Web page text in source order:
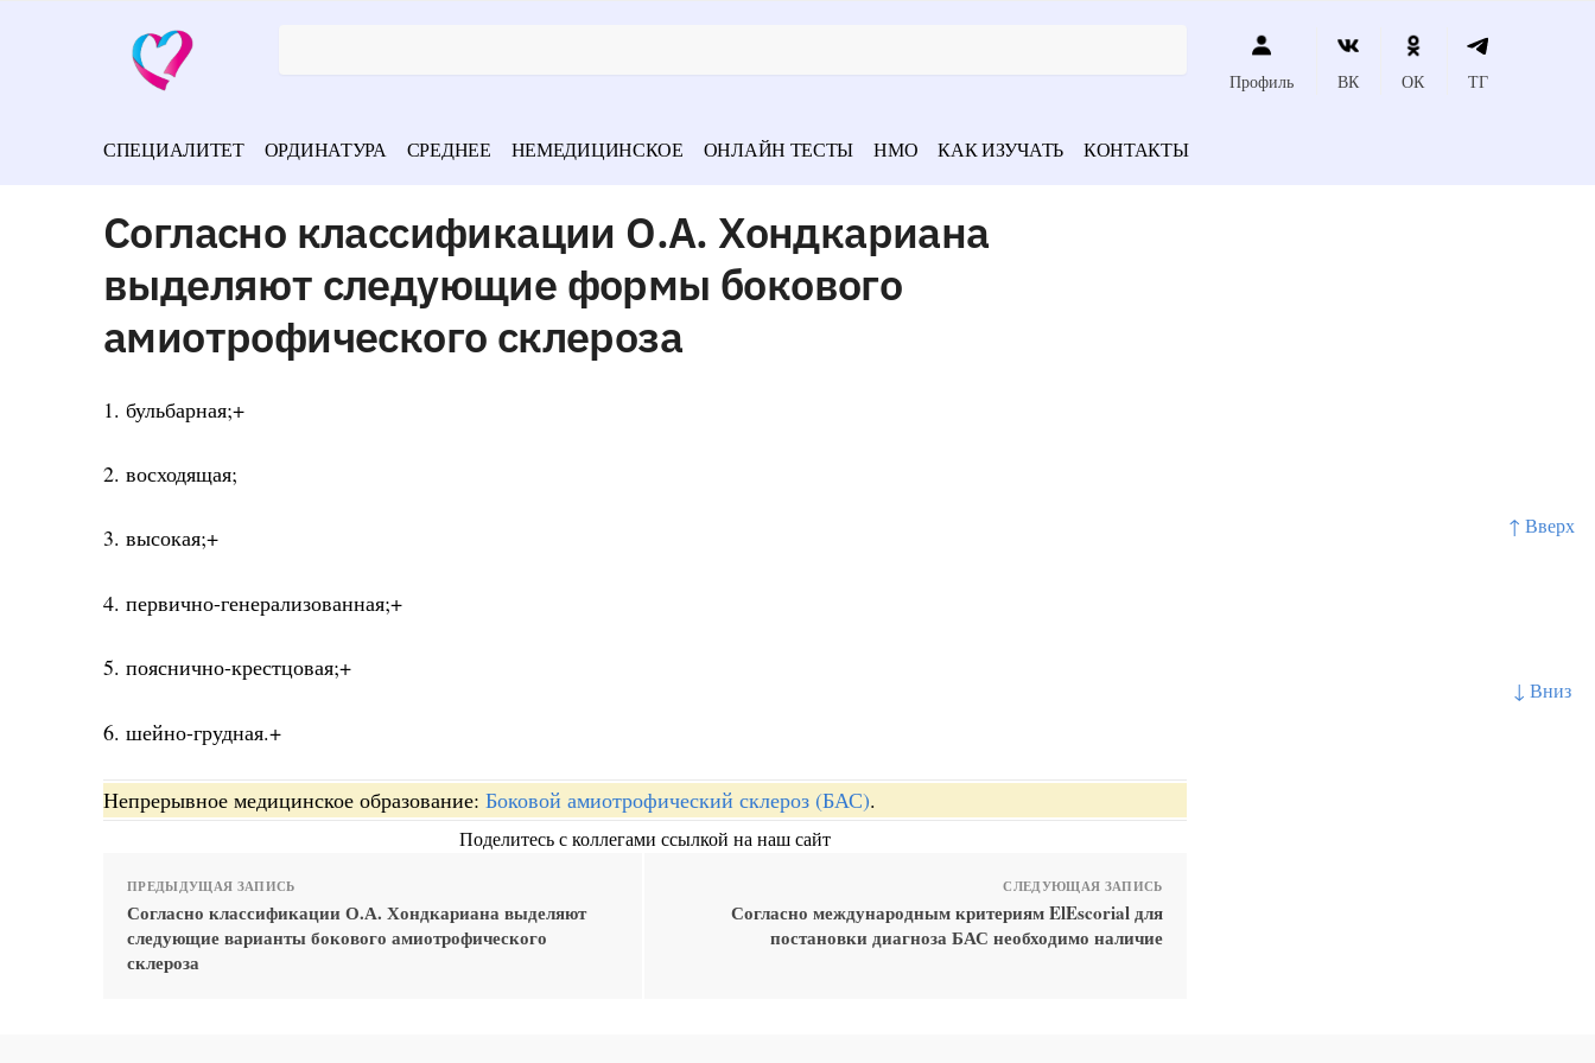
↑ Вверх
↓ Вниз
Профиль ВК ОК ТГ
СПЕЦИАЛИТЕТ ОРДИНАТУРА СРЕДНЕЕ НЕМЕДИЦИНСКОЕ ОНЛАЙН ТЕСТЫ НМО КАК ИЗУЧАТЬ КОНТАКТЫ
Согласно классификации О.А. Хондкариана
выделяют следующие формы бокового
амиотрофического склероза
1. бульбарная;+
2. восходящая;
3. высокая;+
4. первично-генерализованная;+
5. пояснично-крестцовая;+
6. шейно-грудная.+
Непрерывное медицинское образование: Боковой амиотрофический склероз (БАС).
Поделитесь с коллегами ссылкой на наш сайт
ПРЕДЫДУЩАЯ ЗАПИСЬ
Согласно классификации О.А. Хондкариана выделяют
следующие варианты бокового амиотрофического
склероза
СЛЕДУЮЩАЯ ЗАПИСЬ
Согласно международным критериям ElEscorial для
постановки диагноза БАС необходимо наличие